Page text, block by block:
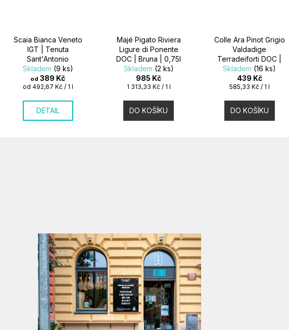
Scaia Bianca Veneto
IGT | Tenuta
Sant'Antonio
Skladem (9 ks)
od 389 Kč
Měrná
od 492,67 Kč / 1 l
DETAIL
Majé Pigato Riviera
Ligure di Ponente
DOC | Bruna | 0,75l
Skladem (2 ks)
985 Kč
Měrná
1 313,33 Kč / 1 l
DO KOŠÍKU
Colle Ara Pinot Grigio
Valdadige
Terradeiforti DOC |
Albino Armani | 0,75l
Skladem (16 ks)
439 Kč
Měrná
585,33 Kč / 1 l
DO KOŠÍKU